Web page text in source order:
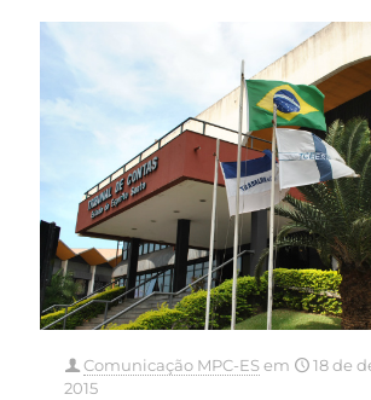
Comunicação MPC-ESem
18 de
2015